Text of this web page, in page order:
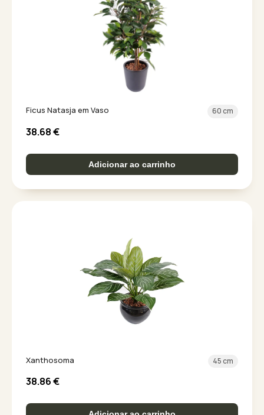
Ficus Natasja em Vaso 60 cm
38.68€
Adicionar ao carrinho
Xanthosoma 45 cm
38.86€